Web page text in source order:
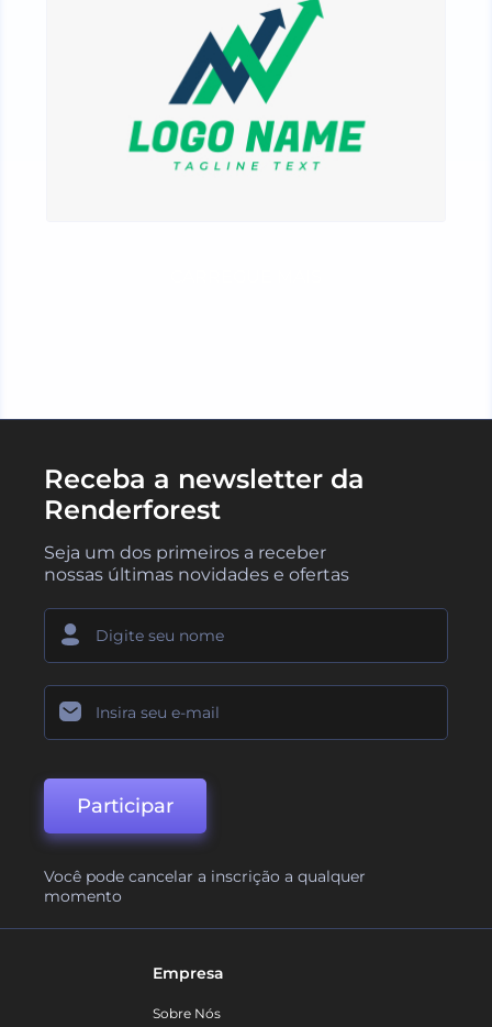
Receba a newsletter da
Renderforest
Seja um dos primeiros a receber
nossas últimas novidades e ofertas
Participar
Você pode cancelar a inscrição a qualquer
momento
Empresa
Sobre Nós